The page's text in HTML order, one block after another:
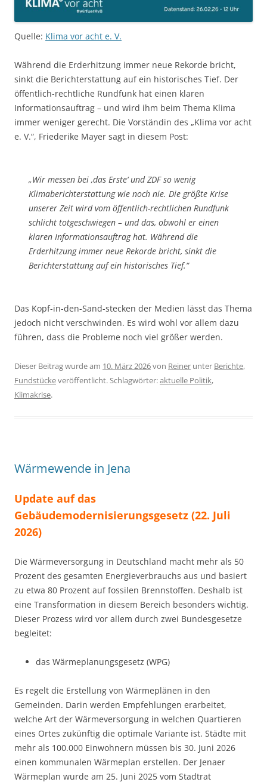
Quelle: Klima vor acht e. V.
Während die Erderhitzung immer neue Rekorde bricht,
sinkt die Berichterstattung auf ein historisches Tief. Der
öffentlich-rechtliche Rundfunk hat einen klaren
Informationsauftrag – und wird ihm beim Thema Klima
immer weniger gerecht. Die Vorständin des „Klima vor acht
e. V.“, Friederike Mayer sagt in diesem Post:
„Wir messen bei ‚das Erste‘ und ZDF so wenig
Klimaberichterstattung wie noch nie. Die größte Krise
unserer Zeit wird vom öffentlich-rechtlichen Rundfunk
schlicht totgeschwiegen – und das, obwohl er einen
klaren Informationsauftrag hat. Während die
Erderhitzung immer neue Rekorde bricht, sinkt die
Berichterstattung auf ein historisches Tief.“
Das Kopf-in-den-Sand-stecken der Medien lässt das Thema
jedoch nicht verschwinden. Es wird wohl vor allem dazu
führen, dass die Probleme noch viel größer werden.
Dieser Beitrag wurde am 10. März 2026von Reiner unter Berichte,
Fundstückeveröffentlicht. Schlagwörter:aktuelle Politik,
Klimakrise.
Wärmewende in Jena
Update auf das
Gebäudemodernisierungsgesetz (22. Juli
2026)
Die Wärmeversorgung in Deutschland macht mehr als 50
Prozent des gesamten Energieverbrauchs aus und basiert
zu etwa 80 Prozent auf fossilen Brennstoffen. Deshalb ist
eine Transformation in diesem Bereich besonders wichtig.
Dieser Prozess wird vor allem durch zwei Bundesgesetze
begleitet:
das Wärmeplanungsgesetz (WPG)
Es regelt die Erstellung von Wärmeplänen in den
Gemeinden. Darin werden Empfehlungen erarbeitet,
welche Art der Wärmeversorgung in welchen Quartieren
eines Ortes zukünftig die optimale Variante ist. Städte mit
mehr als 100.000 Einwohnern müssen bis 30. Juni 2026
einen kommunalen Wärmeplan erstellen. Der Jenaer
Wärmeplan wurde am 25. Juni 2025 vom Stadtrat